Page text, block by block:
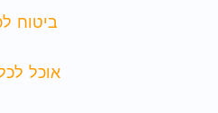
ביטוח
אוכל